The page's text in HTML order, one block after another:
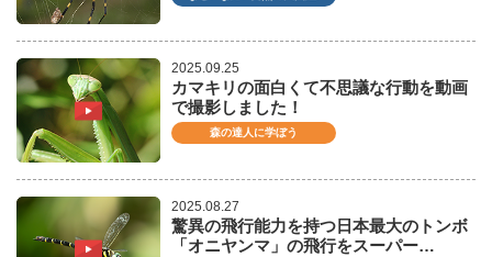
2025.09.25
カマキリの面白くて不思議な行動を動画
で撮影しました！
森の達人に学ぼう
2025.08.27
驚異の飛行能力を持つ日本最大のトンボ
「オニヤンマ」の飛行をスーパー…